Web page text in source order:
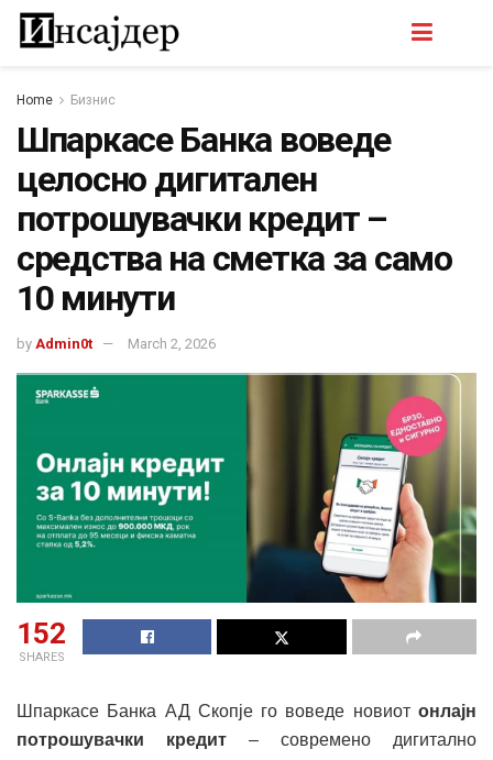
Home Бизнис
Шпаркасе Банка воведе
целосно дигитален
потрошувачки кредит –
средства на сметка за само
10 минути
by Admin0t March 2, 2026
152
SHARES
Шпаркасе Банка АД Скопје го воведе новиот онлајн
потрошувачки кредит – современо дигитално